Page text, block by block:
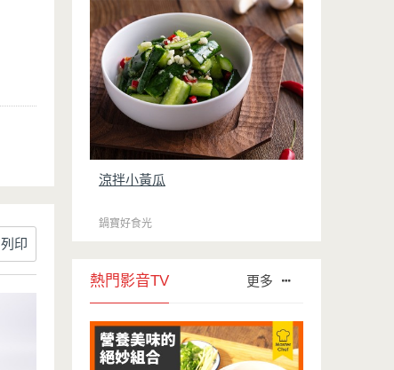
列印
涼拌小黃瓜
鍋寶好食光
熱門影音TV 更多